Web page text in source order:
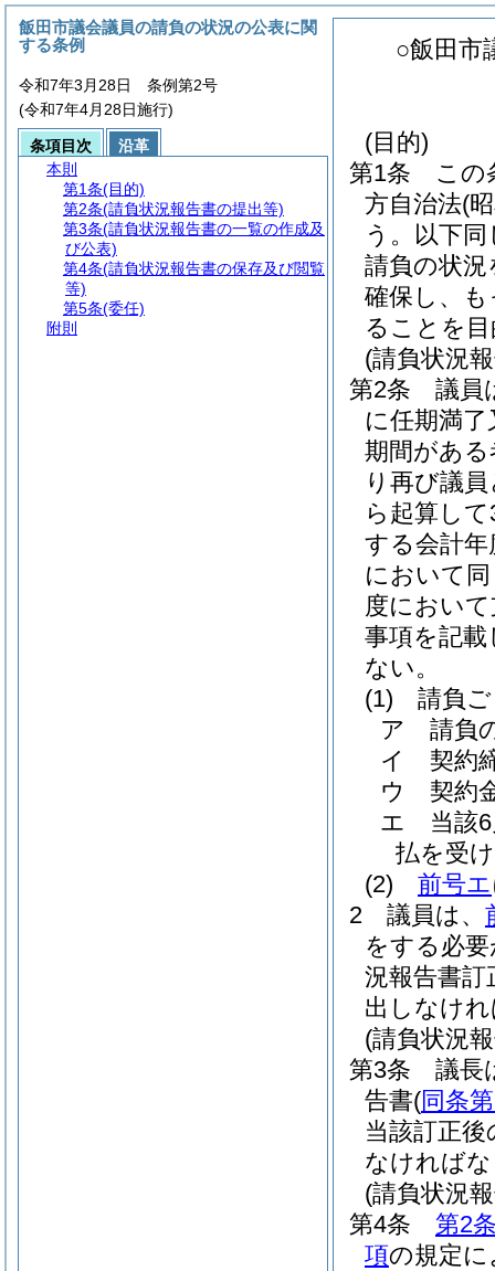
○飯田市
(目的)
第1条
この
方自治法(
う。以下同
請負の状
確保し、
ることを
(請負状況
第2条
議員
に任期満
期間があ
り再び議
ら起算し
する会計
において
度におい
事項を記
ない。
(1)
請負
ア
請負
イ
契約
ウ
契約
エ
当該
払を受
(2)
前号エ
2
議員は、
をする必
況報告書訂
出しなけ
(請負状況
第3条
議長
告書(同条
当該訂正
なければ
(請負状況
第4条
第2
項の規定
飯田市議会議員の請負の状況の公表に関
する条例
令和7年3月28日 条例第2号
(令和7年4月28日施行)
条項目次
沿革
本則
第1条(目的)
第2条(請負状況報告書の提出等)
第3条(請負状況報告書の一覧の作成及
び公表)
第4条(請負状況報告書の保存及び閲覧
等)
第5条(委任)
附則